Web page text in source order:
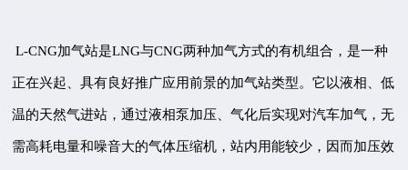
L-CNG加气站是LNG与CNG两种加气方式的有机组合，是一种
正在兴起、具有良好推广应用前景的加气站类型。它以液相、低
温的天然气进站，通过液相泵加压、气化后实现对汽车加气，无
需高耗电量和噪音大的气体压缩机，站内用能较少，因而加压效